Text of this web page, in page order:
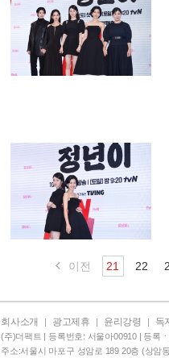
이전 21 22
회사소개 | 광고제휴 | 윤리강령 | 독
(주)더팩트 | 등록번호: 서울아00910 | 등록
주소:서울시 마포구 성암로 189 20층 (상암